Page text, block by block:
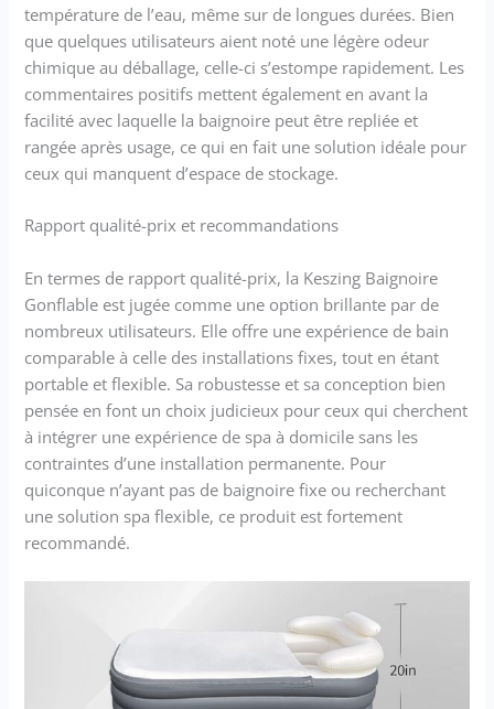
température de l’eau, même sur de longues durées. Bien
que quelques utilisateurs aient noté une légère odeur
chimique au déballage, celle-ci s’estompe rapidement. Les
commentaires positifs mettent également en avant la
facilité avec laquelle la baignoire peut être repliée et
rangée après usage, ce qui en fait une solution idéale pour
ceux qui manquent d’espace de stockage.
Rapport qualité-prix et recommandations
En termes de rapport qualité-prix, la Keszing Baignoire
Gonflable est jugée comme une option brillante par de
nombreux utilisateurs. Elle offre une expérience de bain
comparable à celle des installations fixes, tout en étant
portable et flexible. Sa robustesse et sa conception bien
pensée en font un choix judicieux pour ceux qui cherchent
à intégrer une expérience de spa à domicile sans les
contraintes d’une installation permanente. Pour
quiconque n’ayant pas de baignoire fixe ou recherchant
une solution spa flexible, ce produit est fortement
recommandé.